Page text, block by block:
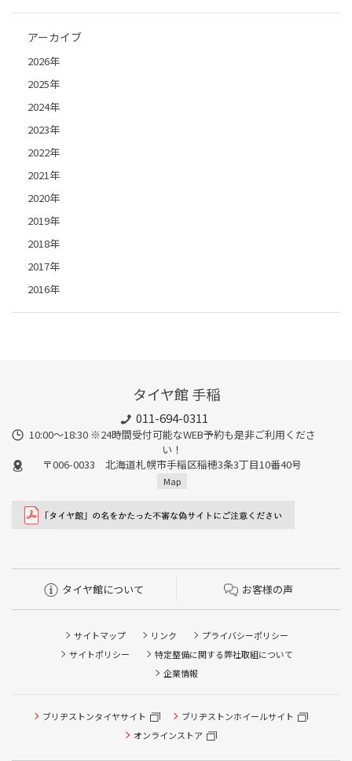
アーカイブ
2026年
2025年
2024年
2023年
2022年
2021年
2020年
2019年
2018年
2017年
2016年
タイヤ館 手稲
011-694-0311
10:00～18:30 ※24時間受付可能なWEB予約も是非ご利用くださ
い！
〒006-0033 北海道札幌市手稲区稲穂3条3丁目10番40号
Map
タイヤ館について お客様の声
サイトマップ リンク
プライバシーポリシー
サイトポリシー
特定整備に関する弊社取組について
企業情報
ブリヂストンタイヤサイト
ブリヂストンホイールサイト
オンラインストア
タイヤ点検・安全点検/タイヤ履き替え/オイル交換/その他
ピット作業の予約